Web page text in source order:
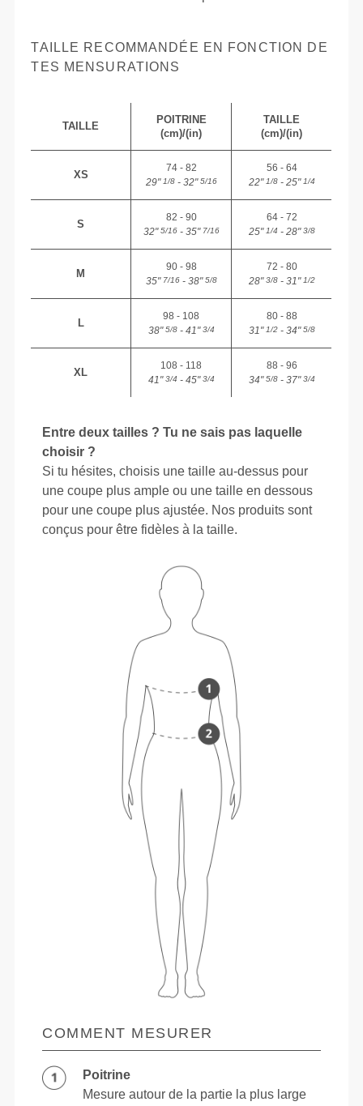
TAILLE RECOMMANDÉE EN FONCTION DE
TES MENSURATIONS
TAILLE
POITRINE
(cm)/(in)
TAILLE
(cm)/(in)
XS
74 - 82
29"1/8- 32"5/16
56 - 64
22"1/8- 25"1/4
S
82 - 90
32"5/16- 35"7/16
64 - 72
25"1/4 - 28"3/8
M
90 - 98
35"7/16- 38"5/8
72 - 80
28"3/8- 31"1/2
L
98 - 108
38"5/8- 41"3/4
80 - 88
31"1/2- 34"5/8
XL
108 - 118
41"3/4 - 45"3/4
88 - 96
34"5/8- 37"3/4
Entre deux tailles ? Tu ne sais pas laquelle
choisir ?
Si tu hésites, choisis une taille au-dessus pour
une coupe plus ample ou une taille en dessous
pour une coupe plus ajustée. Nos produits sont
conçus pour être fidèles à la taille.
COMMENT MESURER
Poitrine
Mesure autour de la partie la plus large